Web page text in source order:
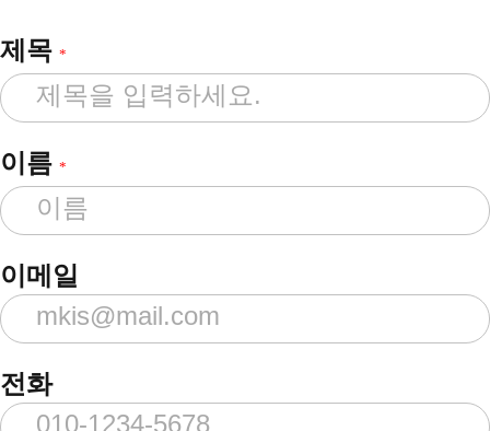
제목 *
이름 *
이메일
전화